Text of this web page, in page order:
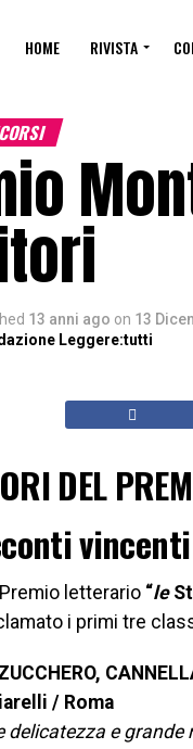
HOME RIVISTA
13 anni ago on 13
Leggere:tutti
DEL
letterario “le
i primi tre
/ Roma
delicatezza e